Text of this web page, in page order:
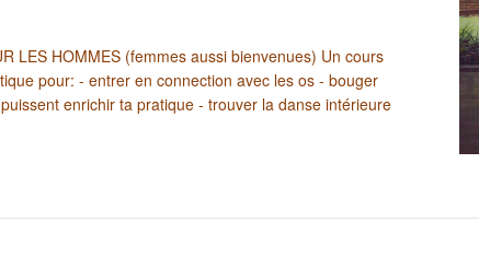
LES HOMMES (femmes aussi bienvenues) Un cours
pour: - entrer en connection avec les os - bouger
enrichir ta pratique - trouver la danse intérieure